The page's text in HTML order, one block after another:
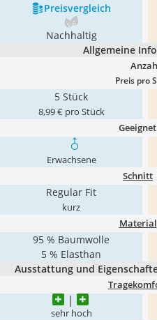
Preis­vergleich
Nachhaltig
Allgemeine
Preis pro
5 Stück
8,99 € pro Stück
Erwachsene
Schnitt
Regular Fit
kurz
Material
95 % Baumwolle
5 % Elasthan
Ausstattung und
sehr hoch